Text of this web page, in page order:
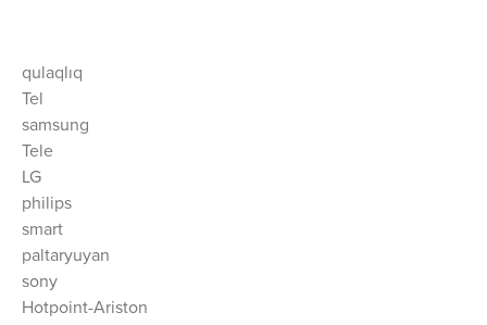
qulaqlıq
Tel
samsung
Tele
LG
philips
smart
paltaryuyan
sony
Hotpoint-Ariston